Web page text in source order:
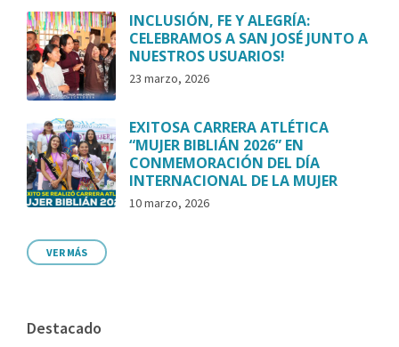
INCLUSIÓN, FE Y ALEGRÍA:
CELEBRAMOS A SAN JOSÉ JUNTO A
NUESTROS USUARIOS!
23 marzo, 2026
EXITOSA CARRERA ATLÉTICA
“MUJER BIBLIÁN 2026” EN
CONMEMORACIÓN DEL DÍA
INTERNACIONAL DE LA MUJER
10 marzo, 2026
VER MÁS
Destacado